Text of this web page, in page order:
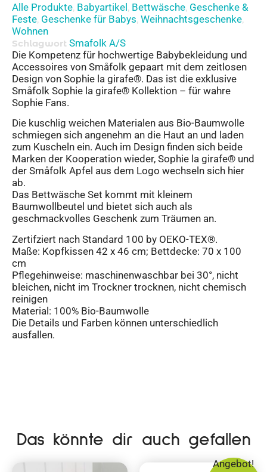
Alle Produkte, Babyartikel, Bettwäsche, Geschenke &
Feste, Geschenke für Babys, Weihnachtsgeschenke,
Wohnen
Schlagwort Smafolk A/S
Die Kompetenz für hochwertige Babybekleidung und
Accessoires von Småfolk gepaart mit dem zeitlosen
Design von Sophie la girafe®. Das ist die exklusive
Småfolk Sophie la girafe® Kollektion – für wahre
Sophie Fans.
Die kuschlig weichen Materialen aus Bio-Baumwolle
schmiegen sich angenehm an die Haut an und laden
zum Kuscheln ein. Auch im Design finden sich beide
Marken der Kooperation wieder, Sophie la girafe® und
der Småfolk Apfel aus dem Logo wechseln sich hier
ab.
Das Bettwäsche Set kommt mit kleinem
Baumwollbeutel und bietet sich auch als
geschmackvolles Geschenk zum Träumen an.
Zertifziert nach Standard 100 by OEKO-TEX®.
Maße: Kopfkissen 42 x 46 cm; Bettdecke: 70 x 100
cm
Pflegehinweise: maschinenwaschbar bei 30°, nicht
bleichen, nicht im Trockner trocknen, nicht chemisch
reinigen
Material: 100% Bio-Baumwolle
Die Details und Farben können unterschiedlich
ausfallen.
Das könnte dir auch gefallen
Angebot!